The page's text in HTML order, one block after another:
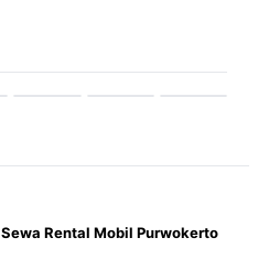
Rental Mobil Purwokerto